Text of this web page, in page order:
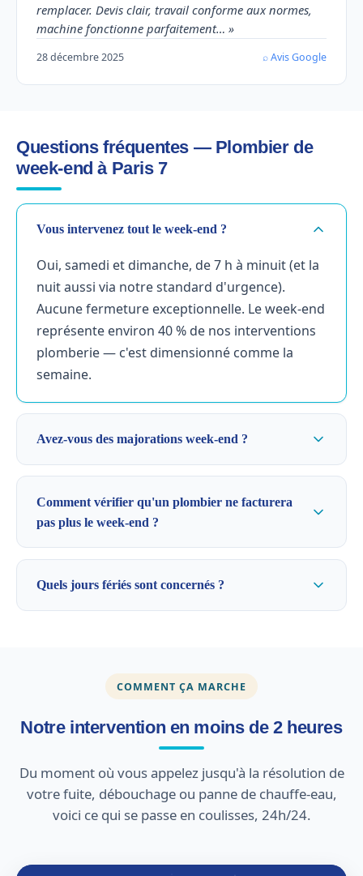
remplacer. Devis clair, travail conforme aux normes,
machine fonctionne parfaitement… »
28 décembre 2025 ⌕ Avis Google
Questions fréquentes — Plombier de
week-end à Paris 7
Vous intervenez tout le week-end ?
Oui, samedi et dimanche, de 7 h à minuit (et la
nuit aussi via notre standard d'urgence).
Aucune fermeture exceptionnelle. Le week-end
représente environ 40 % de nos interventions
plomberie — c'est dimensionné comme la
semaine.
Avez-vous des majorations week-end ?
Comment vérifier qu'un plombier ne facturera
pas plus le week-end ?
Quels jours fériés sont concernés ?
COMMENT ÇA MARCHE
Notre intervention en moins de 2 heures
Du moment où vous appelez jusqu'à la résolution de
votre fuite, débouchage ou panne de chauffe-eau,
voici ce qui se passe en coulisses, 24h/24.